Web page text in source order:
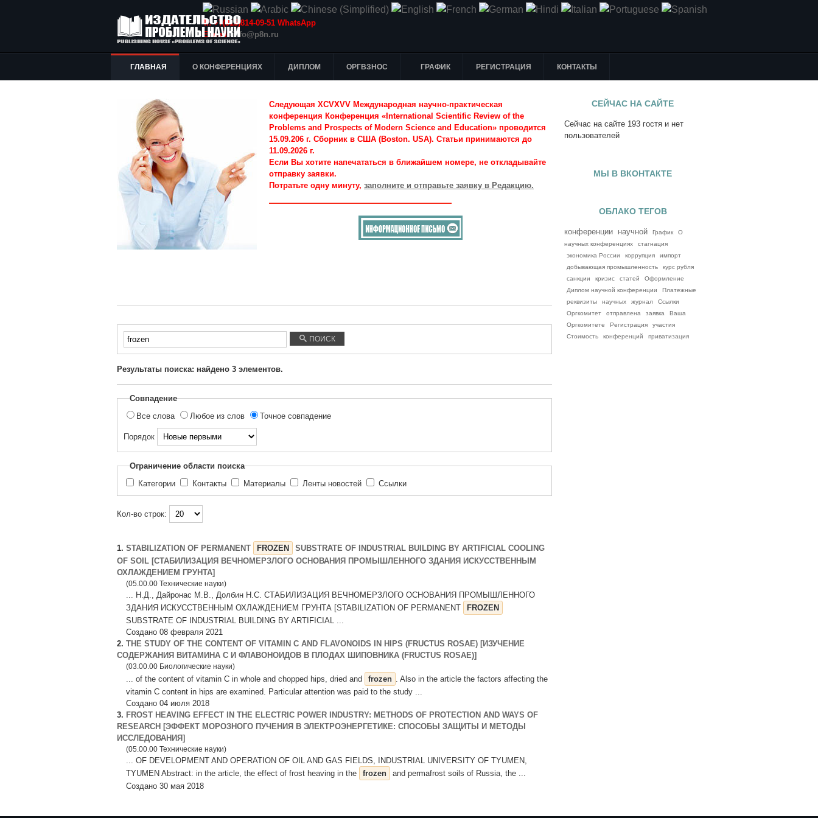
Т.: +7(915)814-09-51 WhatsApp
E-mail:info@p8n.ru
ГЛАВНАЯ О КОНФЕРЕНЦИЯХ ДИПЛОМ ОРГВЗНОС ГРАФИК РЕГИСТРАЦИЯ КОНТАКТЫ
Следующая XCVXVV Международная научно-практическая
конференция Конференция «International Scientific Review of the
Problems and Prospects of Modern Science and Education» проводится
15.09.206 г. Сборник в США (Boston. USA). Статьи принимаются до
11.09.2026 г.
Если Вы хотите напечататься в ближайшем номере, не откладывайте
отправку заявки.
Потратьте одну минуту, заполните и отправьте заявку в Редакцию.
Введите
текст
поиска...
ПОИСК
Результаты поиска: найдено 3 элементов.
Совпадение
Все слова
Любое из слов Точное совпадение
Порядок
Ограничение области поиска
Категории
Контакты Материалы Ленты новостей Ссылки
Кол-во строк:
1. STABILIZATION OF PERMANENT FROZEN
SUBSTRATE OF INDUSTRIAL BUILDING BY ARTIFICIAL COOLING
OF SOIL [СТАБИЛИЗАЦИЯ ВЕЧНОМЕРЗЛОГО ОСНОВАНИЯ ПРОМЫШЛЕННОГО ЗДАНИЯ ИСКУССТВЕННЫМ
ОХЛАЖДЕНИЕМ ГРУНТА]
(05.00.00 Технические науки)
... Н.Д., Дайронас М.В., Долбин Н.С. СТАБИЛИЗАЦИЯ ВЕЧНОМЕРЗЛОГО ОСНОВАНИЯ ПРОМЫШЛЕННОГО
ЗДАНИЯ ИСКУССТВЕННЫМ ОХЛАЖДЕНИЕМ ГРУНТА [STABILIZATION OF PERMANENT
FROZEN
SUBSTRATE OF INDUSTRIAL BUILDING BY ARTIFICIAL ...
Создано 08 февраля 2021
2. THE STUDY OF THE CONTENT OF VITAMIN C AND FLAVONOIDS IN HIPS (FRUCTUS ROSAE) [ИЗУЧЕНИЕ
СОДЕРЖАНИЯ ВИТАМИНА С И ФЛАВОНОИДОВ В ПЛОДАХ ШИПОВНИКА (FRUCTUS ROSAE)]
(03.00.00 Биологические науки)
... of the content of vitamin C in whole and chopped hips, dried and frozen . Also in the article the factors affecting the
vitamin C content in hips are examined. Particular attention was paid to the study ...
Создано 04 июля 2018
3. FROST HEAVING EFFECT IN THE ELECTRIC POWER INDUSTRY: METHODS OF PROTECTION AND WAYS OF
RESEARCH [ЭФФЕКТ МОРОЗНОГО ПУЧЕНИЯ В ЭЛЕКТРОЭНЕРГЕТИКЕ: СПОСОБЫ ЗАЩИТЫ И МЕТОДЫ
ИССЛЕДОВАНИЯ]
(05.00.00 Технические науки)
... OF DEVELOPMENT AND OPERATION OF OIL AND GAS FIELDS, INDUSTRIAL UNIVERSITY OF TYUMEN,
TYUMEN Abstract: in the article, the effect of frost heaving in the
frozen
and permafrost soils of Russia, the ...
Создано 30 мая 2018
СЕЙЧАС НА САЙТЕ
Сейчас на сайте 193 гостя и нет
пользователей
МЫ В ВКОНТАКТЕ
ОБЛАКО ТЕГОВ
конференции научной График
О
научных конференциях
стагнация
экономика России
коррупция
импорт
добывающая промышленность
курс рубля
санкции
кризис статей
Оформление
Диплом научной конференции
Платежные
реквизиты
научных журнал
Ссылки
Оргкомитет
отправлена заявка
Ваша
Оргкомитете
Регистрация
участия
Стоимость
конференций приватизация